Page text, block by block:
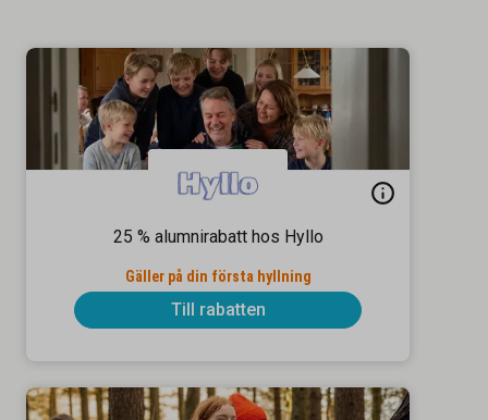
25 % alumnirabatt hos Hyllo
Gäller på din första hyllning
Till rabatten